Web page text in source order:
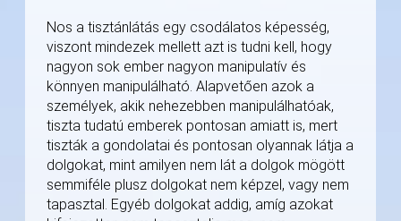
Nos a tisztánlátás egy csodálatos képesség,
viszont mindezek mellett azt is tudni kell, hogy
nagyon sok ember nagyon manipulatív és
könnyen manipulálható. Alapvetően azok a
személyek, akik nehezebben manipulálhatóak,
tiszta tudatú emberek pontosan amiatt is, mert
tiszták a gondolatai és pontosan olyannak látja a
dolgokat, mint amilyen nem lát a dolgok mögött
semmiféle plusz dolgokat nem képzel, vagy nem
tapasztal. Egyéb dolgokat addig, amíg azokat